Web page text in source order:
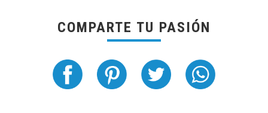
COMPARTE TU PASIÓN